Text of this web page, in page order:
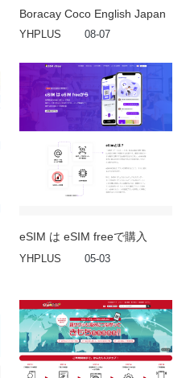
Boracay Coco English Japan
YHPLUS 08-07
eSIM は eSIM freeで購入
YHPLUS 05-03